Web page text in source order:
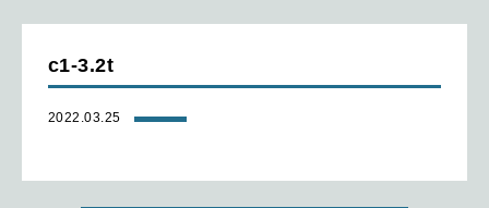
c1-3.2t
2022.03.25